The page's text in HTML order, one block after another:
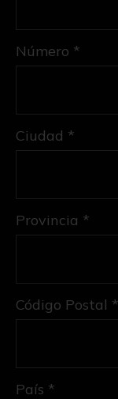
Número *
Ciudad *
Provincia *
Código Postal *
País *